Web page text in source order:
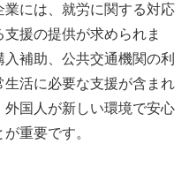
には、就労に関する対応
援の提供が求められま
補助、公共交通機関の利
活に必要な支援が含まれ
外国人が新しい環境で安心
重要です。